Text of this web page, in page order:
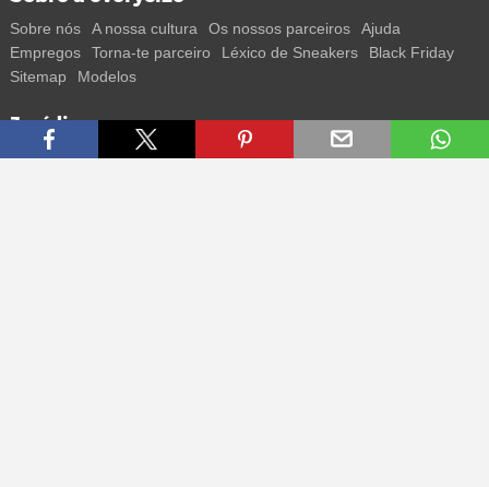
Sobre nós A nossa cultura Os nossos parceiros
Ajuda
Empregos
Torna-te parceiro Léxico de Sneakers
Black Friday
Sitemap
Modelos
Jurídico
Termos Privacidade Impressum Contacto